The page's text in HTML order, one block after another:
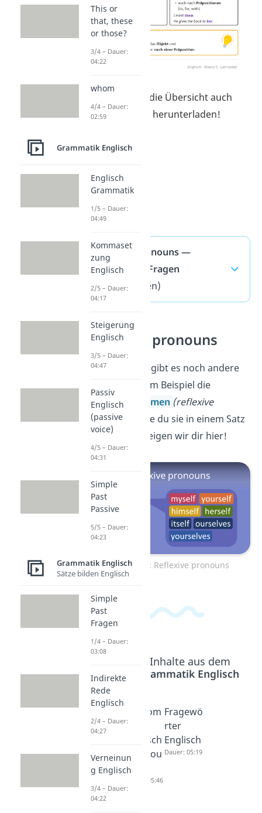
Du kannst dir die Übersicht auch
hier
herunterladen!
Object pronouns —
häufigste Fragen
(ausklappen)
Reflexive pronouns
Im Englischen gibt es noch andere
Pronomen. Zum Beispiel die
Reflexivpronomen (reflexive
pronouns).
Wie du sie in einem Satz
verwendest, zeigen wir dir hier!
Zum Video: Reflexive pronouns
Beliebte Inhalte aus dem
Bereich
Grammatik Englisch
everyon
e
Pronom
en
Englisch
(pronou
ns)
Dauer: 05:46
Fragewö
rter
Englisch
Dauer: 05:19
This or
that, these
or those?
3/4 – Dauer:
04:22
whom
4/4 – Dauer:
02:59
Grammatik Englisch
Englisch
Grammatik
1/5 – Dauer:
04:49
Kommaset
zung
Englisch
2/5 – Dauer:
04:17
Steigerung
Englisch
3/5 – Dauer:
04:47
Passiv
Englisch
(passive
voice)
4/5 – Dauer:
04:31
Simple
Past
Passive
5/5 – Dauer:
04:23
Grammatik Englisch
Sätze bilden Englisch
Simple
Past
Fragen
1/4 – Dauer:
03:08
Indirekte
Rede
Englisch
2/4 – Dauer:
04:27
Verneinun
g Englisch
3/4 – Dauer:
04:22